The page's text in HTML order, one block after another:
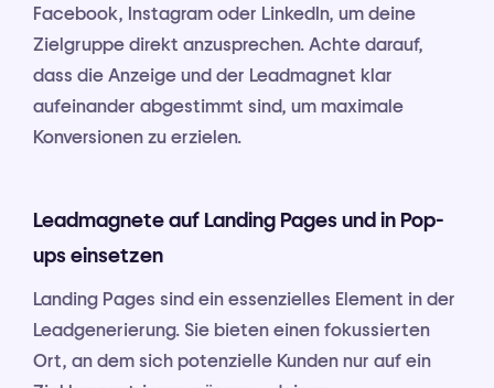
Facebook, Instagram oder LinkedIn, um deine
Zielgruppe direkt anzusprechen. Achte darauf,
dass die Anzeige und der Leadmagnet klar
aufeinander abgestimmt sind, um maximale
Konversionen zu erzielen.
Leadmagnete auf Landing Pages und in Pop-
ups einsetzen
Landing Pages sind ein essenzielles Element in der
Leadgenerierung. Sie bieten einen fokussierten
Ort, an dem sich potenzielle Kunden nur auf ein